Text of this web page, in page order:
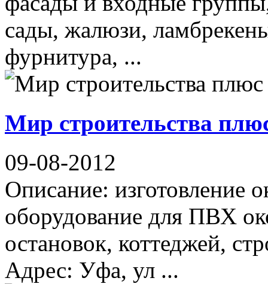
сады, жалюзи,
фурнитура, ...
Мир строительства
09-08-2012
Описание: изготовление
оборудование для ПВХ
остановок, коттеджей,
Адрес: Уфа, ул ...